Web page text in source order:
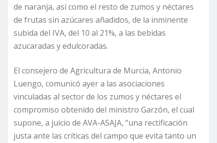
de naranja, así como el resto de zumos y néctares
de frutas sin azúcares añadidos, de la inminente
subida del IVA, del 10 al 21%, a las bebidas
azucaradas y edulcoradas.
El consejero de Agricultura de Murcia, Antonio
Luengo, comunicó ayer a las asociaciones
vinculadas al sector de los zumos y néctares el
compromiso obtenido del ministro Garzón, el cual
supone, a juicio de AVA-ASAJA, “una rectificación
justa ante las críticas del campo que evita tanto un